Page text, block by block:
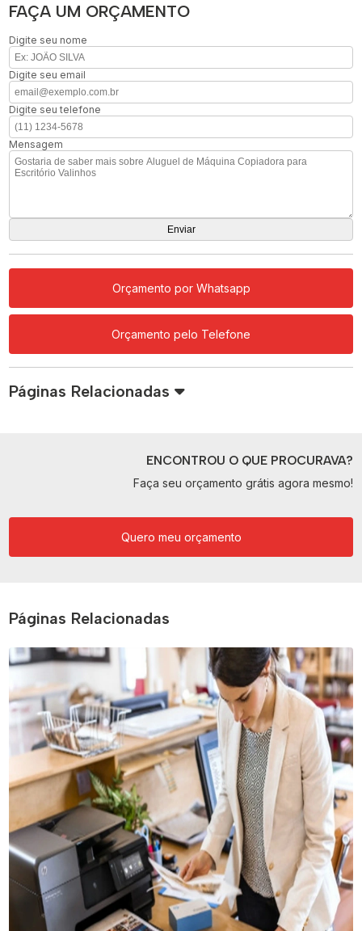
FAÇA UM ORÇAMENTO
Digite seu nome
Digite seu email
Digite seu telefone
Mensagem
Orçamento por Whatsapp
Orçamento pelo Telefone
Páginas Relacionadas
ENCONTROU O QUE PROCURAVA?
Faça seu orçamento grátis agora mesmo!
Quero meu orçamento
Páginas Relacionadas